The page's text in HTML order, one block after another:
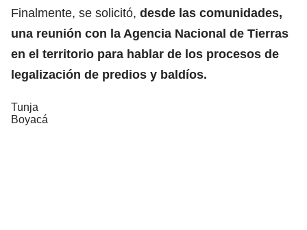
Finalmente, se solicitó, desde las comunidades,
una reunión con la Agencia Nacional de Tierras
en el territorio para hablar de los procesos de
legalización de predios y baldíos.
Tunja
Boyacá